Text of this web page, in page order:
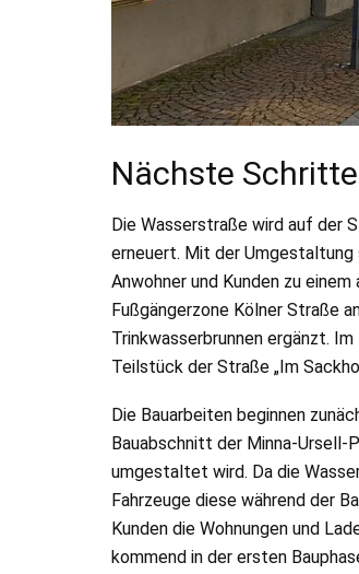
Nächste Schritte
Die Wasserstraße wird auf der
erneuert. Mit der Umgestaltung
Anwohner und Kunden zu
Fußgängerzone Kölner Straße
Trinkwasserbrunnen ergänzt.
Teilstück der Straße „Im
Die Bauarbeiten beginnen
Bauabschnitt der Minna-Ursell-
umgestaltet wird. Da die
Fahrzeuge diese während der
Kunden die Wohnungen und
kommend in der ersten